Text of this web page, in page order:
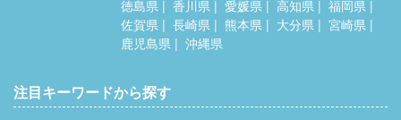
徳島県
香川県 愛媛県 高知県
福岡県
佐賀県
長崎県 熊本県 大分県
宮崎県
鹿児島県
沖縄県
注目キーワードから探す